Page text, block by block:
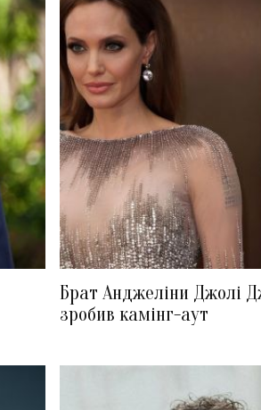
Брат Анджеліни Джолі
зробив камінг-аут